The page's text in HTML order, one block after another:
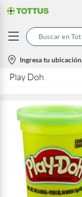
location-
icon
Ingresa tu ubicación
Play Doh